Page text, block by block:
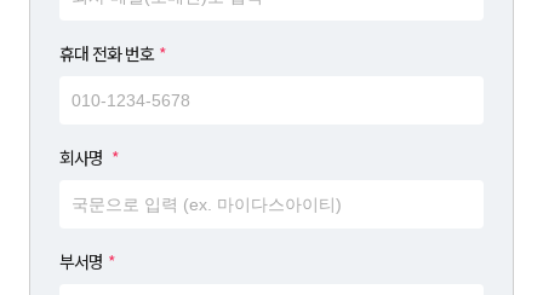
휴대 전화 번호 *
회사명 *
부서명 *